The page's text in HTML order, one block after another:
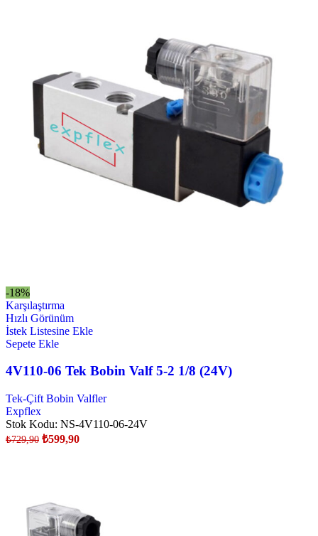
-18%
Karşılaştırma
Hızlı Görünüm
İstek Listesine Ekle
Sepete Ekle
4V110-06 Tek Bobin Valf 5-2 1/8 (24V)
Tek-Çift Bobin Valfler
Expflex
Stok Kodu: NS-4V110-06-24V
₺729,90 ₺599,90